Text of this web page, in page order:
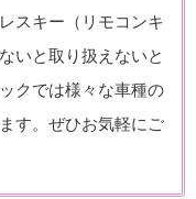
スキー（リモコンキ
いと取り扱えないと
クでは様々な車種の
す。ぜひお気軽にご